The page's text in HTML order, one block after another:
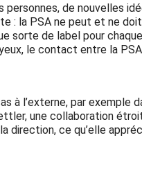
personnes, de nouvelles
: la PSA ne peut et ne
sorte de label pour
le contact entre la
à l’externe, par exemple
une collaboration
direction, ce qu’elle